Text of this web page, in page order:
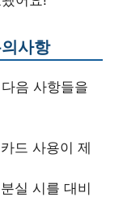
사항
음 사항들을
드 사용이 제
실 시를 대비